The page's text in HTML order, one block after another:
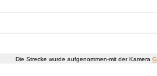
Die Strecke wurde aufgenommen-mit der Kamera